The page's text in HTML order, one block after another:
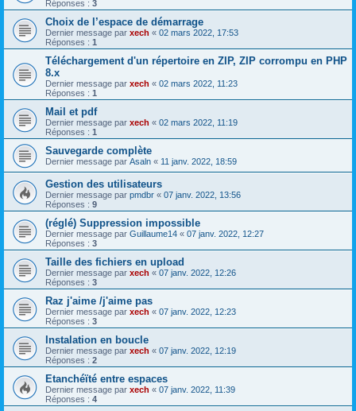
Réponses : 3
Choix de l’espace de démarrage
Dernier message par xech « 02 mars 2022, 17:53
Réponses : 1
Téléchargement d'un répertoire en ZIP, ZIP corrompu en PHP
8.x
Dernier message par xech « 02 mars 2022, 11:23
Réponses : 1
Mail et pdf
Dernier message par xech « 02 mars 2022, 11:19
Réponses : 1
Sauvegarde complète
Dernier message par Asaln « 11 janv. 2022, 18:59
Gestion des utilisateurs
Dernier message par pmdbr « 07 janv. 2022, 13:56
Réponses : 9
(réglé) Suppression impossible
Dernier message par Guillaume14 « 07 janv. 2022, 12:27
Réponses : 3
Taille des fichiers en upload
Dernier message par xech « 07 janv. 2022, 12:26
Réponses : 3
Raz j'aime /j'aime pas
Dernier message par xech « 07 janv. 2022, 12:23
Réponses : 3
Instalation en boucle
Dernier message par xech « 07 janv. 2022, 12:19
Réponses : 2
Etanchéïté entre espaces
Dernier message par xech « 07 janv. 2022, 11:39
Réponses : 4